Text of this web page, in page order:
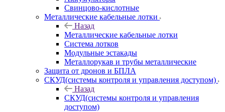
Свинцово-кислотные
Металлические кабельные лотки
Назад
Металлические кабельные лотки
Система лотков
Модульные эстакады
Металлорукав и трубы металлические
Защита от дронов и БПЛА
СКУД(системы контроля и управления доступом)
Назад
СКУД(системы контроля и управления
доступом)